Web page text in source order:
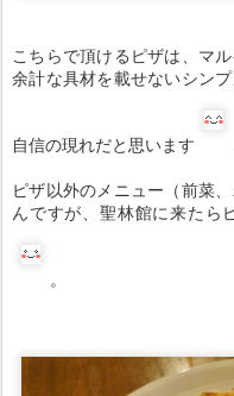
こちらで頂けるピザは、マ
余計な具材を載せないシン
自信の現れだと思います
ピザ以外のメニュー（前菜
んですが、聖林館に来たら
。